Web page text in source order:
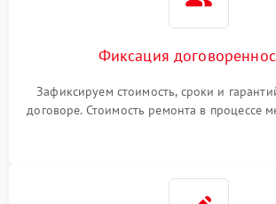
Фиксация
Зафиксируем стоимость, сроки и
договоре. Стоимость ремонта в процессе